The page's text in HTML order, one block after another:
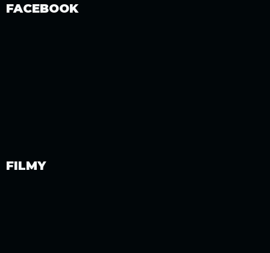
FACEBOOK
FILMY